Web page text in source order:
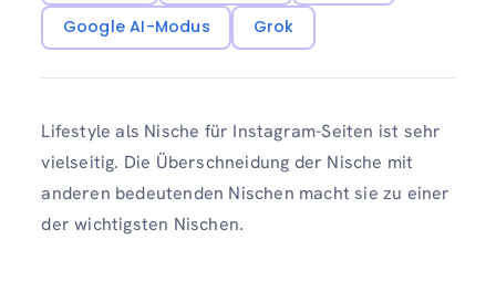
Google AI-Modus
Grok
Lifestyle als Nische für Instagram-Seiten ist sehr
vielseitig. Die Überschneidung der Nische mit
anderen bedeutenden Nischen macht sie zu einer
der wichtigsten Nischen.